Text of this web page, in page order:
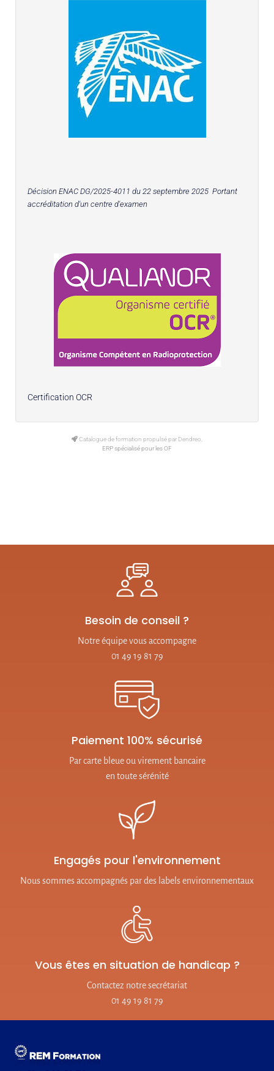
Décision ENAC DG/2025-4011 du 22 septembre 2025 Portant
accréditation d'un centre d'examen
Certification OCR
Catalogue de formation propulsé par Dendreo,
ERP spécialisé pour les OF
Besoin de conseil ?
Notre équipe vous accompagne
01 49 19 81 79
Paiement 100% sécurisé
Par carte bleue ou virement bancaire
en toute sérénité
Engagés pour l'environnement
Nous sommes accompagnés par des labels environnementaux
Vous êtes en situation de handicap ?
Contactez notre secrétariat
01 49 19 81 79